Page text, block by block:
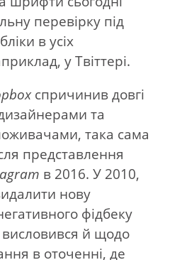
перевірку під
в усіх
у Твіттері.
спричинив довгі
та
така сама
представлення
в 2016. У 2010,
нову
фідбеку
й щодо
в оточенні, де